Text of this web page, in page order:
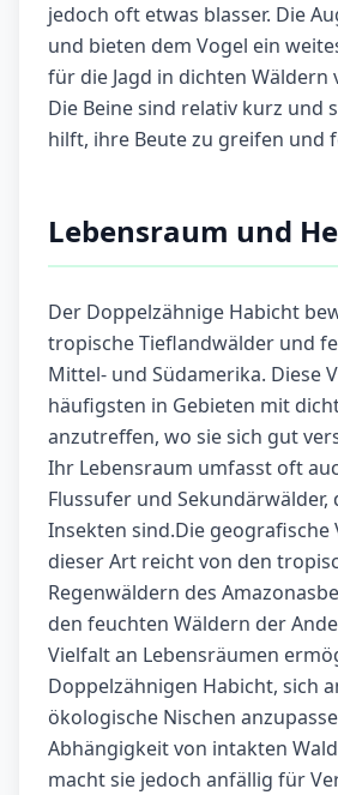
jedoch oft etwas blasser. Die
und bieten dem Vogel ein
für die Jagd in dichten Wäldern
Die Beine sind relativ kurz und
hilft, ihre Beute zu greifen und
Lebensraum und
Der Doppelzähnige Habicht
tropische Tieflandwälder und
Mittel- und Südamerika. Diese
häufigsten in Gebieten mit
anzutreffen, wo sie sich gut
Ihr Lebensraum umfasst oft
Flussufer und Sekundärwälder,
Insekten sind.Die geografische
dieser Art reicht von den
Regenwäldern des
den feuchten Wäldern der
Vielfalt an Lebensräumen
Doppelzähnigen Habicht, sich
ökologische Nischen
Abhängigkeit von intakten
macht sie jedoch anfällig für